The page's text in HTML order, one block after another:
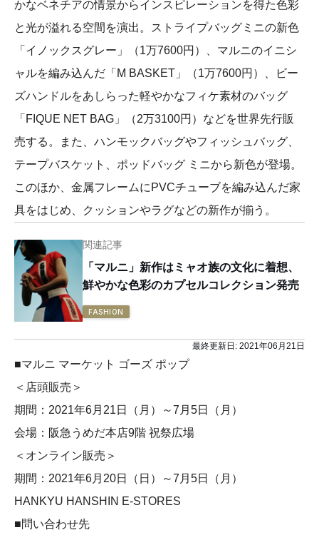
かなベネチアの情景からインスピレーションを得た色彩
と光が溢れる空間を演出。ストライプバッグミニの新色
「イノックスグレー」（1万7600円）、マルニのイニシ
ャルを編み込んだ「M BASKET」（1万7600円）、ビー
ズハンドルをあしらった軽やかなフィケ素材のバッグ
「FIQUE NET BAG」（2万3100円）などを世界先行販
売する。また、ハンモックバッグやフィッシュバッグ、
テープバスケット、ポッドバッグ ミニから新色が登場。
このほか、金属フレームにPVCチューブを編み込んだ家
具をはじめ、クッションやラグなどの新作が揃う。
関連記事
「マルニ」新作はミャオ族の文化に着想、
鮮やかな色彩のカプセルコレクション発売
FASHION
最終更新日: 2021年06月21日
■マルニ マーケット ゴーズ ポップ
＜店頭販売＞
期間：2021年6月21日（月）～7月5日（月）
会場：阪急うめだ本店9階 祝祭広場
＜オンライン販売＞
期間：2021年6月20日（日）～7月5日（月）
HANKYU HANSHIN E-STORES
■問い合わせ先